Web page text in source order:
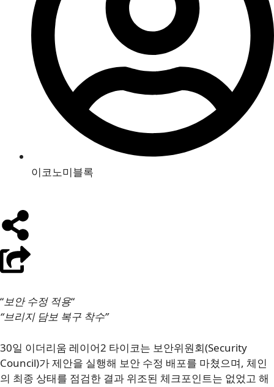
이코노미블록
“보안 수정 적용“
“브리지 담보 복구 착수”
30일 이더리움 레이어2 타이코는 보안위원회(Security
Council)가 제안을 실행해 보안 수정 배포를 마쳤으며, 체인
의 최종 상태를 점검한 결과 위조된 체크포인트는 없었고 해